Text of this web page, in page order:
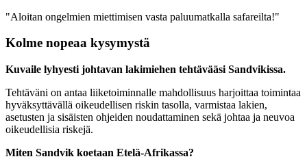
"Aloitan ongelmien miettimisen vasta paluumatkalla safareilta!"
Kolme nopeaa kysymystä
Kuvaile lyhyesti johtavan lakimiehen tehtävääsi Sandvikissa.
Tehtäväni on antaa liiketoiminnalle mahdollisuus harjoittaa toimintaa
hyväksyttävällä oikeudellisen riskin tasolla, varmistaa lakien,
asetusten ja sisäisten ohjeiden noudattaminen sekä johtaa ja neuvoa
oikeudellisia riskejä.
Miten Sandvik koetaan Etelä-Afrikassa?